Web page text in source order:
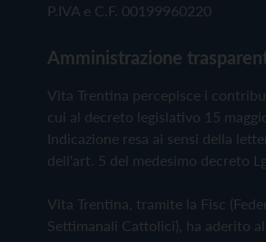
P.IVA e C.F. 00199960220
Amministrazione
Vita Trentina percepisce i
cui al decreto legislativo 15
Indicazione resa ai sensi della
dell'art. 5 del medesimo decreto
Vita Trentina, tramite la Fisc
Settimanali Cattolici), ha aderito